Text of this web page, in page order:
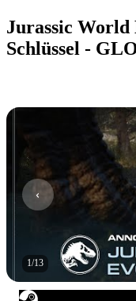
Jurassic World
Schlüssel -
1/13